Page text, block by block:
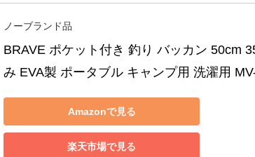
ノーブランド品
BRAVE ポケット付き 釣り バッカン 50cm
み EVA製 ポータブル キャンプ用 洗濯用
Amazonで見る
楽天市場で見る